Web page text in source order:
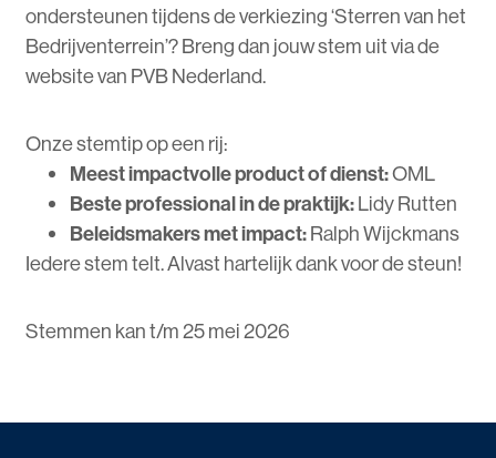
ondersteunen tijdens de verkiezing ‘Sterren van het
Bedrijventerrein’? Breng dan jouw stem uit via de
website van PVB Nederland.
Onze stemtip op een rij:
Meest impactvolle product of dienst:OML
Beste professional in de praktijk:Lidy Rutten
Beleidsmakers met impact:Ralph Wijckmans
Iedere stem telt. Alvast hartelijk dank voor de steun!
Stemmen kan t/m 25 mei 2026